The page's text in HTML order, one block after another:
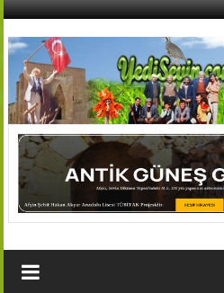
İçeriğe
AFŞİN
YEDİSEVİN
HABER
Köyleri